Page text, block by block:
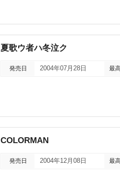
夏歌ウ者ハ冬泣ク
発売日 2004年07月28日 最
COLORMAN
発売日 2004年12月08日 最